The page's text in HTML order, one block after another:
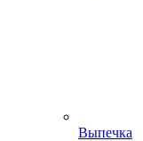
Выпечка